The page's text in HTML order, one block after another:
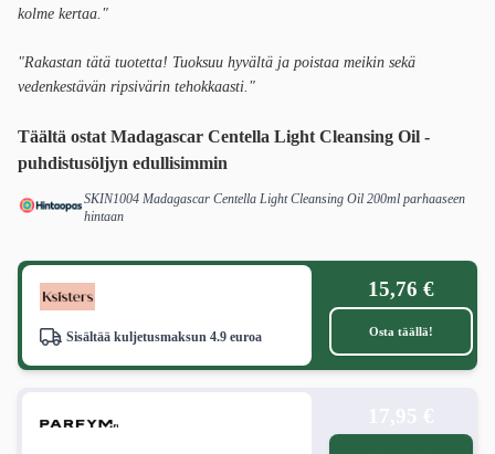
kolme kertaa."
"Rakastan tätä tuotetta! Tuoksuu hyvältä ja poistaa meikin sekä
vedenkestävän ripsivärin tehokkaasti."
Täältä ostat Madagascar Centella Light Cleansing Oil -
puhdistusöljyn edullisimmin
SKIN1004 Madagascar Centella Light Cleansing Oil 200ml parhaaseen
hintaan
Sisältää kuljetusmaksun 4.9 euroa
15,76 €
Osta täällä!